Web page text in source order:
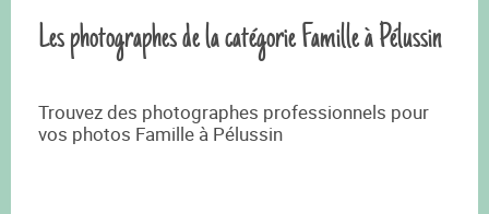
Les photographes de la catégorie Famille à Pélussin
Trouvez des photographes professionnels pour
vos photos Famille à Pélussin